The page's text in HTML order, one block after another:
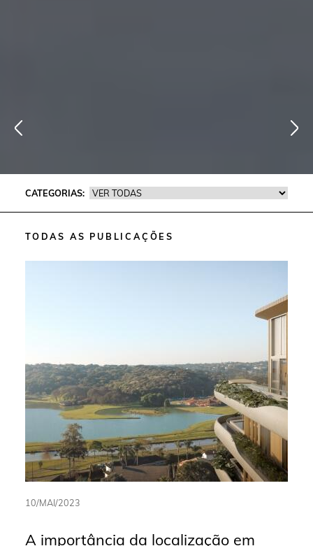
CATEGORIAS:
TODAS AS PUBLICAÇÕES
10/MAI/2023
A importância da localização em